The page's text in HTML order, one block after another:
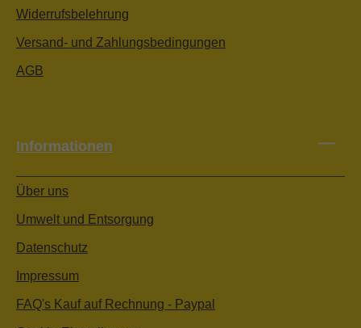
Widerrufsbelehrung
Versand- und Zahlungsbedingungen
AGB
Informationen
Über uns
Umwelt und Entsorgung
Datenschutz
Impressum
FAQ's Kauf auf Rechnung - Paypal